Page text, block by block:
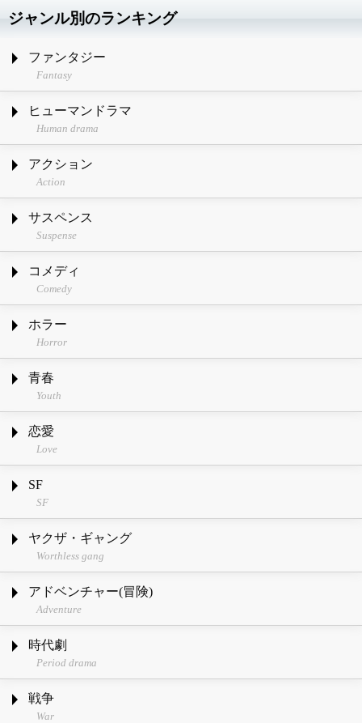
ジャンル別のランキング
ファンタジー
Fantasy
ヒューマンドラマ
Human drama
アクション
Action
サスペンス
Suspense
コメディ
Comedy
ホラー
Horror
青春
Youth
恋愛
Love
SF
SF
ヤクザ・ギャング
Worthless gang
アドベンチャー(冒険)
Adventure
時代劇
Period drama
戦争
War